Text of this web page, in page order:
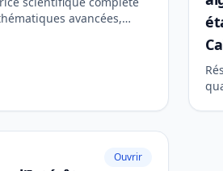
avancées,
Ouvrir